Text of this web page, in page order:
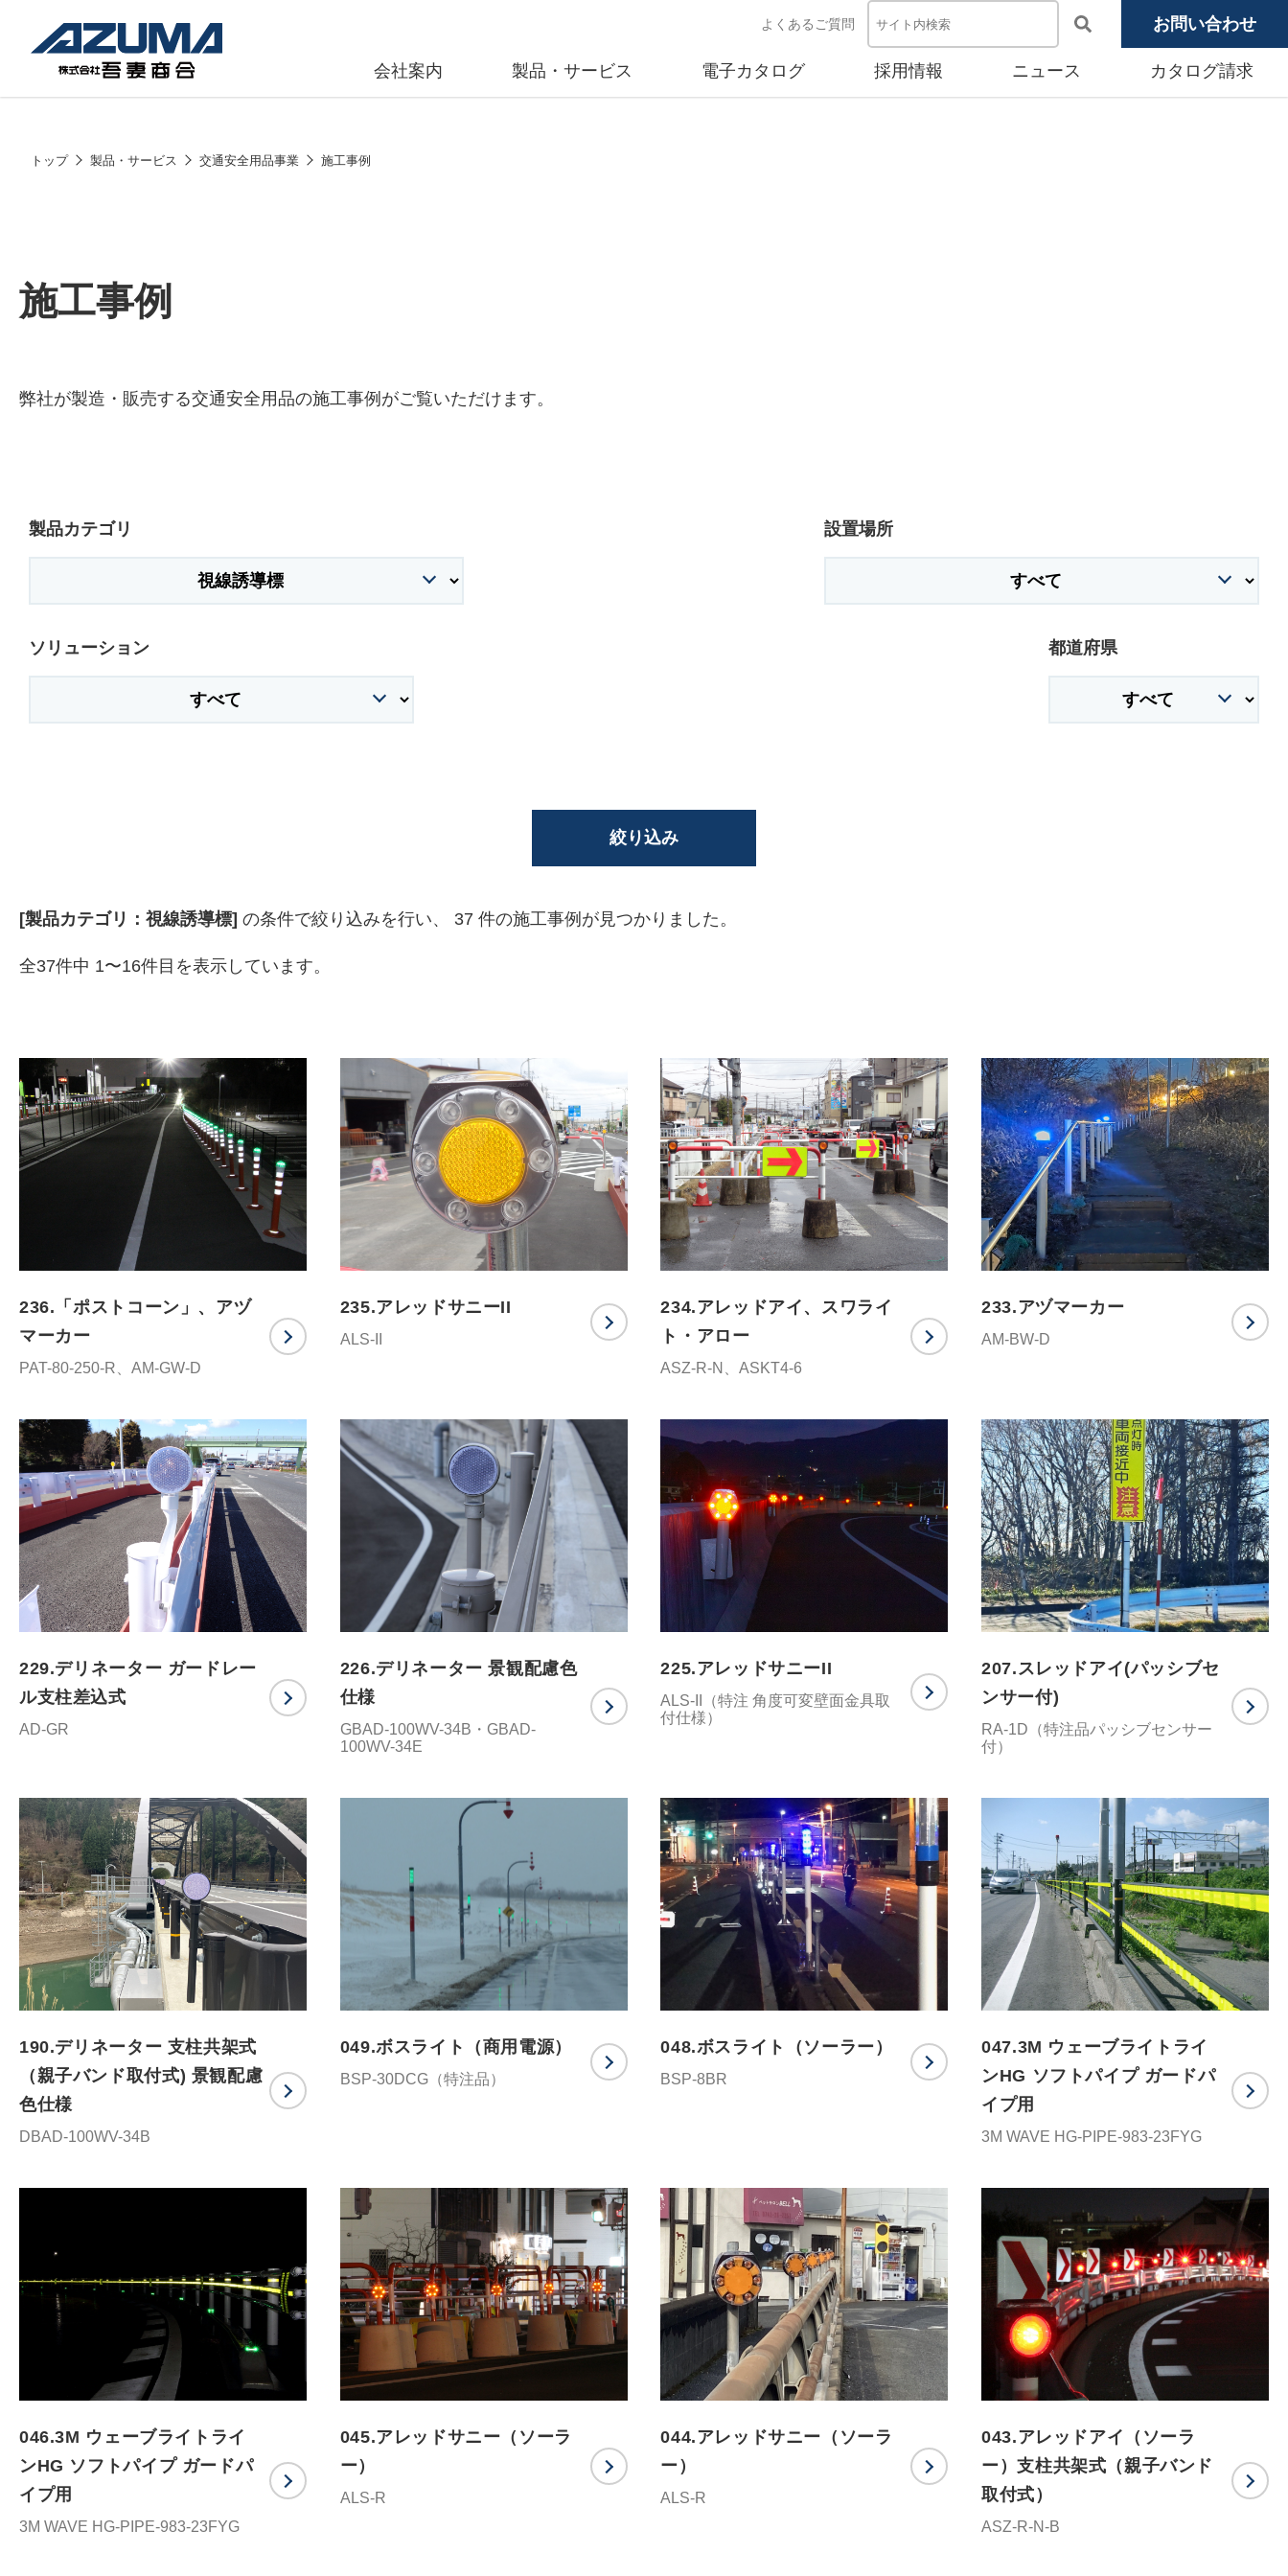
よくあるご質問 お問い合わせ
会社案内 製品・サービス 電子カタログ 採用情報 ニュース カタログ請求
株式会社吾妻製作所 会社案内
トップ 製品・サービス 交通安全用品事業 施工事例
施工事例
弊社が製造・販売する交通安全用品の施工事例がご覧いただけます。
製品カテゴリ 設置場所
ソリューション 都道府県
絞り込み
[製品カテゴリ：視線誘導標] の条件で絞り込みを行い、 37 件の施工事例が見つかりました。
全37件中 1〜16件目を表示しています。
236.「ポストコーン」、アヅ
マーカー
PAT-80-250-R、AM-GW-D
235.アレッドサニーII
ALS-II
234.アレッドアイ、スワライ
ト・アロー
ASZ-R-N、ASKT4-6
233.アヅマーカー
AM-BW-D
229.デリネーター ガードレー
ル支柱差込式
AD-GR
226.デリネーター 景観配慮色
仕様
GBAD-100WV-34B・GBAD-
100WV-34E
225.アレッドサニーII
ALS-II（特注 角度可変壁面金具取
付仕様）
207.スレッドアイ(パッシブセ
ンサー付)
RA-1D（特注品パッシブセンサー
付）
190.デリネーター 支柱共架式
（親子バンド取付式) 景観配慮
色仕様
DBAD-100WV-34B
049.ボスライト（商用電源）
BSP-30DCG（特注品）
048.ボスライト（ソーラー）
BSP-8BR
047.3M ウェーブライトライ
ンHG ソフトパイプ ガードパ
イプ用
3M WAVE HG-PIPE-983-23FYG
046.3M ウェーブライトライ
ンHG ソフトパイプ ガードパ
イプ用
3M WAVE HG-PIPE-983-23FYG
045.アレッドサニー（ソーラ
ー）
ALS-R
044.アレッドサニー（ソーラ
ー）
ALS-R
043.アレッドアイ（ソーラ
ー）支柱共架式（親子バンド
取付式）
ASZ-R-N-B